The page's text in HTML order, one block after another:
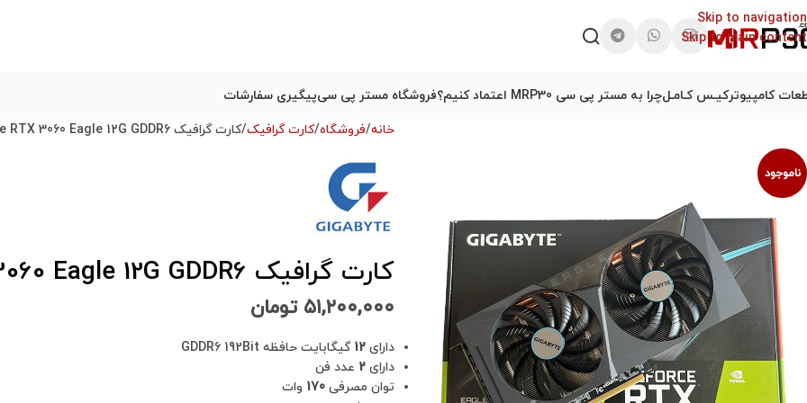
Skip to navigation
Skip to main content
کامپیوترکیـس کـامـلچرا به مستر پی سی MRP30 اعتماد کنیم؟ فروشگاه مستر پی سیپیگیری سفارشات
ناموجود
خانه فروشگاه کارت گرافیک کارت گرافیک Gigabyte RTX 3060 Eagle 12G GDDR6 استوک در حد نو
کارت گرافیک Gigabyte RTX 3060 Eagle 12G GDDR6 استوک در حد نو
۵۱,۲۰۰,۰۰۰ تومان
دارای 12 گیگابایت حافظه GDDR6 192Bit
دارای 2 عدد فن
توان مصرفی 170 وات